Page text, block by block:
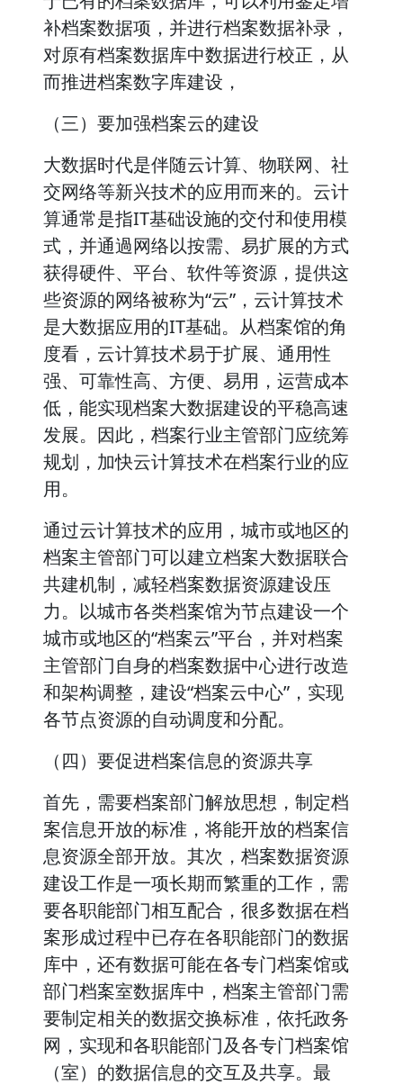
补档案数据项，并进行档案数据补录，
对原有档案数据库中数据进行校正，从
而推进档案数字库建设，
（三）要加强档案云的建设
大数据时代是伴随云计算、物联网、社
交网络等新兴技术的应用而来的。云计
算通常是指IT基础设施的交付和使用模
式，并通過网络以按需、易扩展的方式
获得硬件、平台、软件等资源，提供这
些资源的网络被称为“云”，云计算技术
是大数据应用的IT基础。从档案馆的角
度看，云计算技术易于扩展、通用性
强、可靠性高、方便、易用，运营成本
低，能实现档案大数据建设的平稳高速
发展。因此，档案行业主管部门应统筹
规划，加快云计算技术在档案行业的应
用。
通过云计算技术的应用，城市或地区的
档案主管部门可以建立档案大数据联合
共建机制，减轻档案数据资源建设压
力。以城市各类档案馆为节点建设一个
城市或地区的“档案云”平台，并对档案
主管部门自身的档案数据中心进行改造
和架构调整，建设“档案云中心”，实现
各节点资源的自动调度和分配。
（四）要促进档案信息的资源共享
首先，需要档案部门解放思想，制定档
案信息开放的标准，将能开放的档案信
息资源全部开放。其次，档案数据资源
建设工作是一项长期而繁重的工作，需
要各职能部门相互配合，很多数据在档
案形成过程中已存在各职能部门的数据
库中，还有数据可能在各专门档案馆或
部门档案室数据库中，档案主管部门需
要制定相关的数据交换标准，依托政务
网，实现和各职能部门及各专门档案馆
（室）的数据信息的交互及共享。最